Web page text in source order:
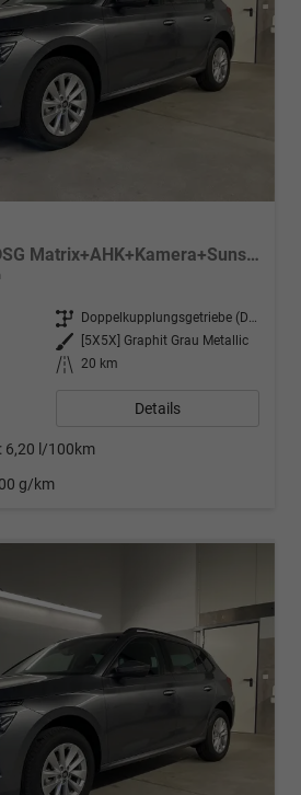
Selection 1.0 TSI DSG Matrix+AHK+Kamera+Sunset+PDCvohi+Kessy+Sitzheizung+GV4
Getriebe
Doppelkupplungsgetriebe (DSG)
Außenfarbe
[5X5X] Graphit Grau Metallic
Kilometerstand 20 km
Details
6,20 l/100km
g/km